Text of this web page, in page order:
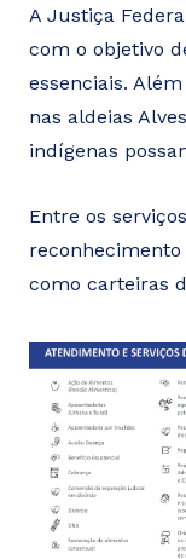
A Justiça
com o objetivo
essenciais.
nas aldeias
indígenas
Entre os
como carteiras